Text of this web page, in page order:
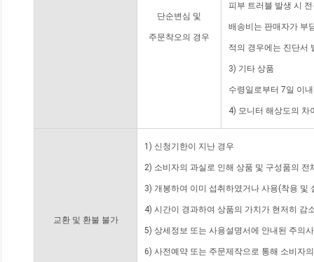
단순변심 및
주문착오의 경우
피부 트러블 발생 시
배송비는 판매자가 부
적의 경우에는 진단서
3) 기타 상품
수령일로부터 7일 이
4) 모니터 해상도의 차
교환 및 환불 불가
1) 신청기한이 지난 경우
2) 소비자의 과실로 인해 상품 및 구성품의
3) 개봉하여 이미 섭취하였거나 사용(착용 및
4) 시간이 경과하여 상품의 가치가 현저히 감
5) 상세정보 또는 사용설명서에 안내된 주의
6) 사전예약 또는 주문제작으로 통해 소비자